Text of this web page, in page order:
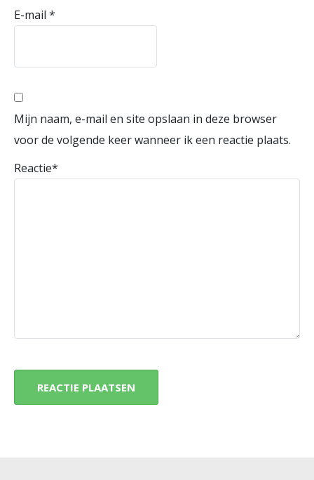
E-mail *
Mijn naam, e-mail en site opslaan in deze browser
voor de volgende keer wanneer ik een reactie plaats.
Reactie*